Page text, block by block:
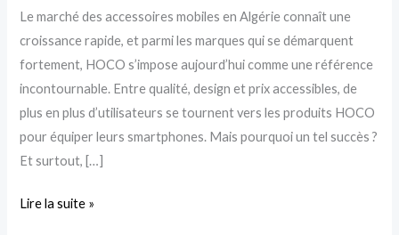
Le marché des accessoires mobiles en Algérie connaît une
croissance rapide, et parmi les marques qui se démarquent
fortement, HOCO s’impose aujourd’hui comme une référence
incontournable. Entre qualité, design et prix accessibles, de
plus en plus d’utilisateurs se tournent vers les produits HOCO
pour équiper leurs smartphones. Mais pourquoi un tel succès ?
Et surtout, […]
domine
le
marché
des
accessoires
mobiles
en
?Lire la suite »